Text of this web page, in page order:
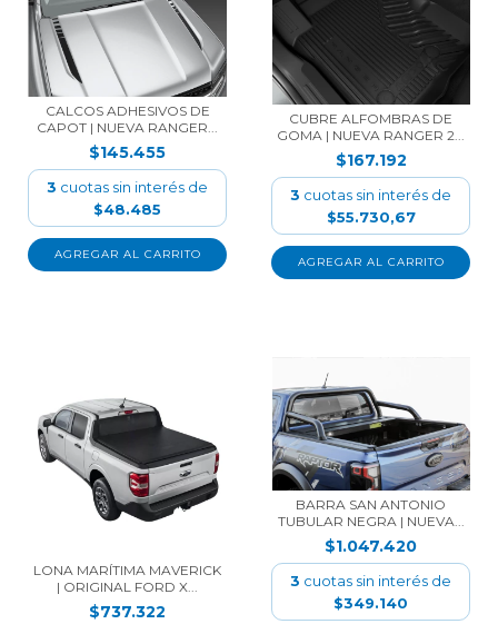
CALCOS ADHESIVOS DE
CAPOT | NUEVA RANGER...
$145.455
3 cuotas sin interés de
$48.485
CUBRE ALFOMBRAS DE
GOMA | NUEVA RANGER 2...
$167.192
3 cuotas sin interés de
$55.730,67
LONA MARÍTIMA MAVERICK
| ORIGINAL FORD X...
$737.322
BARRA SAN ANTONIO
TUBULAR NEGRA | NUEVA...
$1.047.420
3 cuotas sin interés de
$349.140